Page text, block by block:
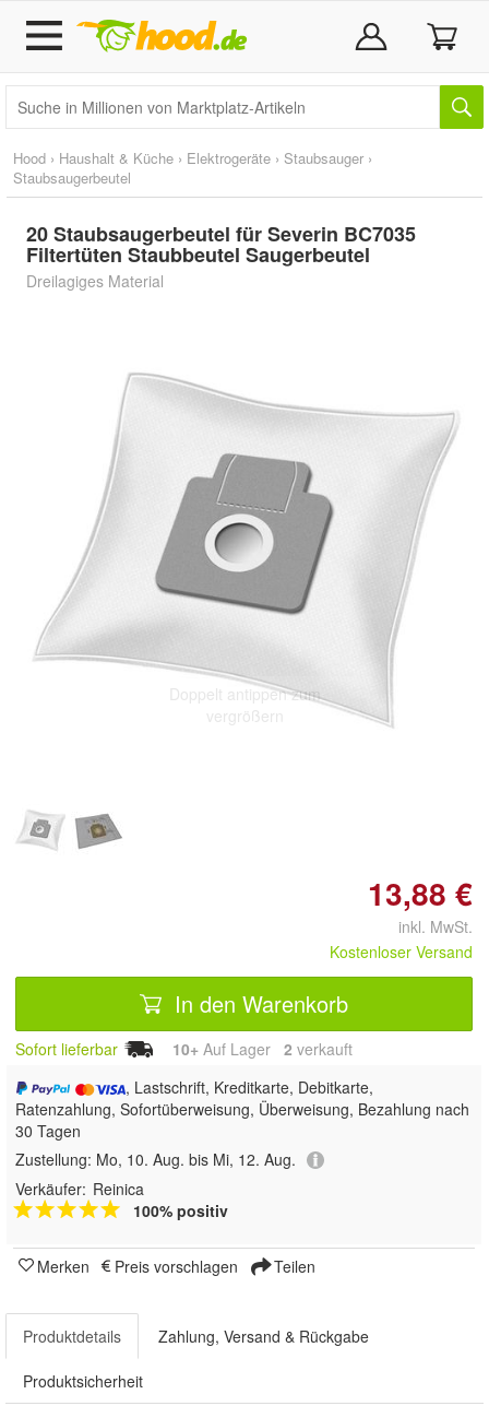
Hood › Haushalt & Küche › Elektrogeräte › Staubsauger ›
Staubsaugerbeutel
20 Staubsaugerbeutel für Severin BC7035
Filtertüten Staubbeutel Saugerbeutel
Dreilagiges Material
Doppelt antippen zum
vergrößern
13,88 €
inkl. MwSt.
Kostenloser Versand
In den Warenkorb
Sofort lieferbar 10+ Auf Lager 2 verkauft
, Lastschrift, Kreditkarte, Debitkarte,
Ratenzahlung, Sofortüberweisung, Überweisung, Bezahlung nach
30 Tagen
Zustellung: Mo, 10. Aug. bis Mi, 12. Aug.
Verkäufer: Reinica
100% positiv
Merken Preis vorschlagen Teilen
Produktdetails Zahlung, Versand & Rückgabe
Produktsicherheit